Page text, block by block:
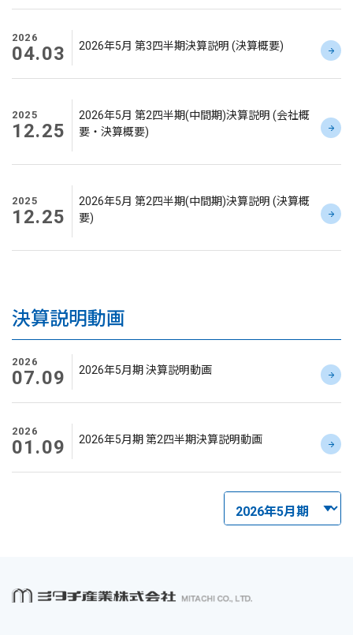
2026
04.03 2026年5月 第3四半期決算説明 (決算概要)
2025
12.25
2026年5月 第2四半期(中間期)決算説明 (会社概
要・決算概要)
2025
12.25
2026年5月 第2四半期(中間期)決算説明 (決算概
要)
決算説明動画
2026
07.09 2026年5月期 決算説明動画
2026
01.09 2026年5月期 第2四半期決算説明動画